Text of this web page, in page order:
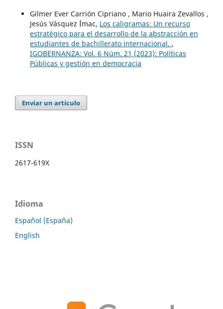
Gilmer Ever Carrión Cipriano , Mario Huaira Zevallos ,
Jesús Vásquez Ímac, Los caligramas: Un recurso
estratégico para el desarrollo de la abstracción en
estudiantes de bachillerato internacional. ,
IGOBERNANZA: Vol. 6 Núm. 21 (2023): Políticas
Públicas y gestión en democracia
Enviar un artículo
ISSN
2617-619X
Idioma
Español (España)
English